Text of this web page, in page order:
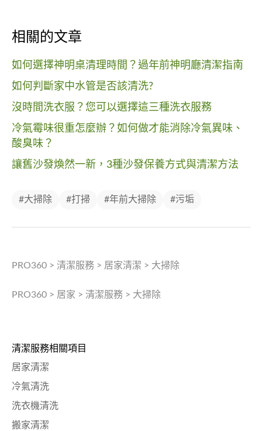
相關的文章
如何選擇神明桌清理時間？過年前神明廳清潔指南
如何判斷家中水管是否該清洗?
沒時間洗衣服？您可以選擇這三種洗衣服務
冷氣霉味很重怎麼辦？如何做才能消除冷氣異味、
酸臭味？
讓舊沙發煥然一新，3種沙發保養方式與清潔方法
#大掃除 #打掃 #年前大掃除 #污垢
PRO360 > 清潔服務 > 居家清潔 > 大掃除
PRO360 > 居家 > 清潔服務 > 大掃除
清潔服務相關項目
居家清潔
冷氣清洗
洗衣機清洗
搬家清潔